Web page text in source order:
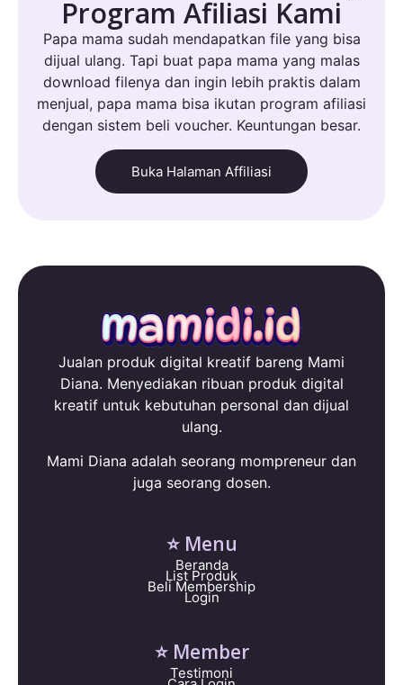
Program Afiliasi Kami
Papa mama sudah mendapatkan file yang bisa
dijual ulang. Tapi buat papa mama yang malas
download filenya dan ingin lebih praktis dalam
menjual, papa mama bisa ikutan program afiliasi
dengan sistem beli voucher. Keuntungan besar.
Buka Halaman Affiliasi
Jualan produk digital kreatif bareng Mami
Diana. Menyediakan ribuan produk digital
kreatif untuk kebutuhan personal dan dijual
ulang.
Mami Diana adalah seorang mompreneur dan
juga seorang dosen.
⭐ Menu
Beranda
List Produk
Beli Membership
Login
⭐ Member
Testimoni